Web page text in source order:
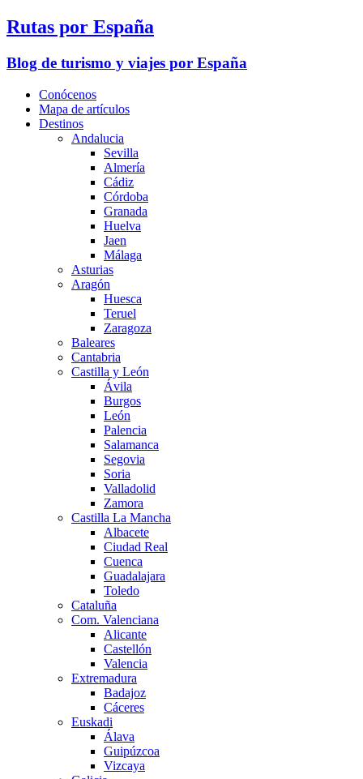
Rutas por España
Blog de turismo y viajes por España
Conócenos
Mapa de artículos
Destinos
Andalucia
Sevilla
Almería
Cádiz
Córdoba
Granada
Huelva
Jaen
Málaga
Asturias
Aragón
Huesca
Teruel
Zaragoza
Baleares
Cantabria
Castilla y León
Ávila
Burgos
León
Palencia
Salamanca
Segovia
Soria
Valladolid
Zamora
Castilla La Mancha
Albacete
Ciudad Real
Cuenca
Guadalajara
Toledo
Cataluña
Com. Valenciana
Alicante
Castellón
Valencia
Extremadura
Badajoz
Cáceres
Euskadi
Álava
Guipúzcoa
Vizcaya